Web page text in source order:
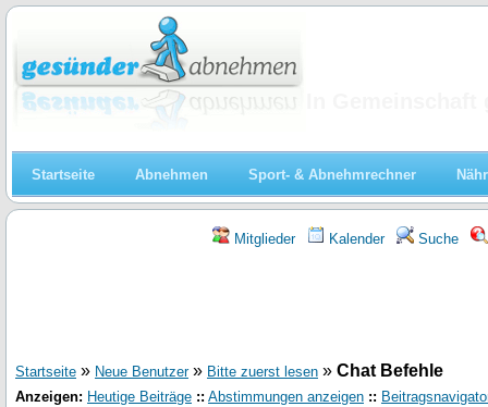
Startseite Abnehmen Sport- & Abnehmrechner
Mitglieder Kalender Suche
Startseite » Neue Benutzer» Bitte zuerst lesen » Chat Befehle
Anzeigen: Heutige Beiträge :: Abstimmungen anzeigen ::